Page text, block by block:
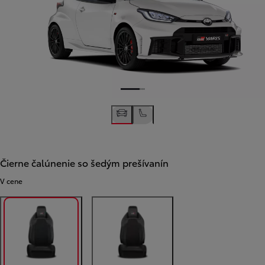
Čierne čalúnenie so šedým prešívanín
V cene